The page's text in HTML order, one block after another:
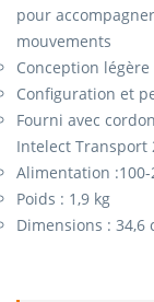
pour
mouvements
Conception
Configuration et
Fourni avec
Intelect Transport
Alimentation :100-
Poids : 1,9 kg
Dimensions : 34,6